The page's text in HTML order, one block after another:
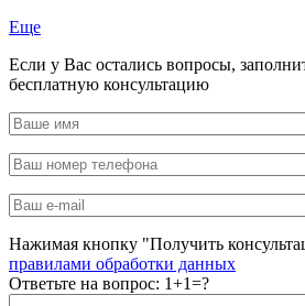
Еще
Если у Вас остались вопросы,
бесплатную консультацию
Нажимая кнопку "Получить
правилами обработки данных
Ответьте на вопрос: 1+1=?